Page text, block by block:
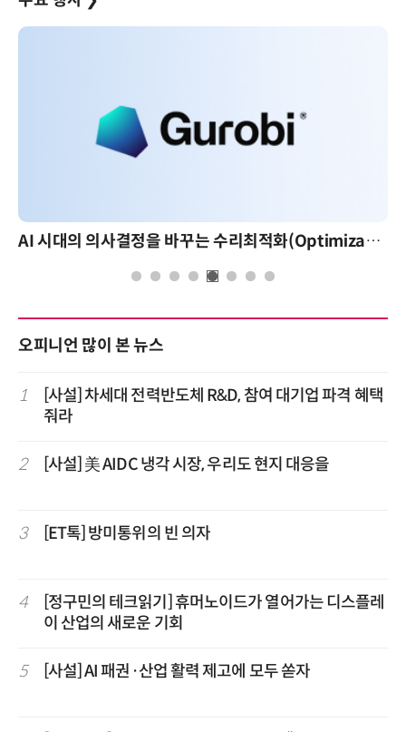
AI 시대의 의사결정을 바꾸는 수리최적화(Optimization): 실제 산업 적용 사례와 활용 전략
오피니언 많이 본 뉴스
1
[사설] 차세대 전력반도체 R&D, 참여 대기업 파격 혜택
줘라
2 [사설] 美 AIDC 냉각 시장, 우리도 현지 대응을
3 [ET톡] 방미통위의 빈 의자
4
[정구민의 테크읽기] 휴머노이드가 열어가는 디스플레
이 산업의 새로운 기회
5 [사설] AI 패권·산업 활력 제고에 모두 쏟자